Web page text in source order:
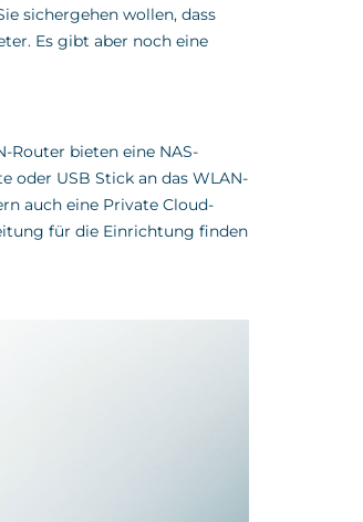
sichergehen wollen, dass
Es gibt aber noch eine
Router bieten eine NAS-
oder USB Stick an das WLAN-
auch eine Private Cloud-
für die Einrichtung finden